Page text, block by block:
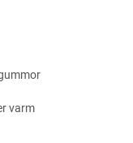
varm